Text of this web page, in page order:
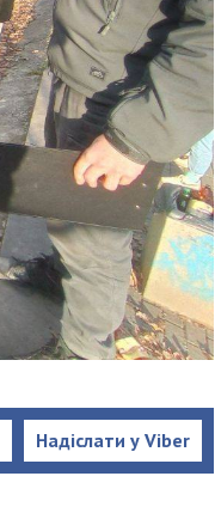
Надіслати у Viber